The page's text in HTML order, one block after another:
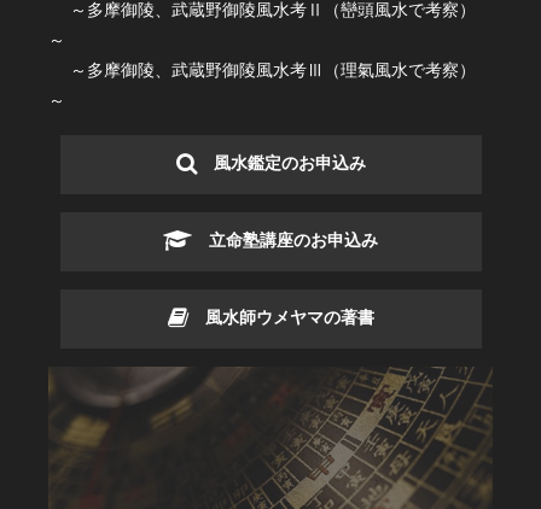
～多摩御陵、武蔵野御陵風水考Ⅱ（巒頭風水で考察）
～
～多摩御陵、武蔵野御陵風水考Ⅲ（理氣風水で考察）
～
風水鑑定のお申込み
立命塾講座のお申込み
風水師ウメヤマの著書